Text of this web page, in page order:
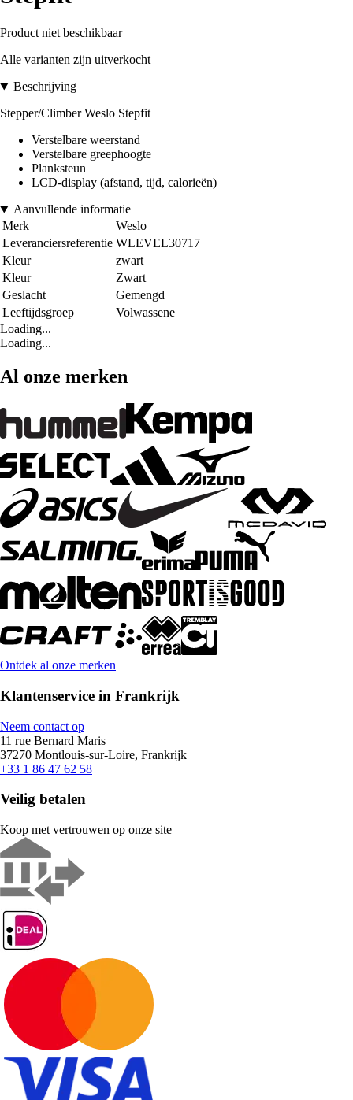
Product niet beschikbaar
Alle varianten zijn uitverkocht
Beschrijving
Stepper/Climber Weslo Stepfit
Verstelbare weerstand
Verstelbare greephoogte
Planksteun
LCD-display (afstand, tijd, calorieën)
Aanvullende informatie
Merk
Weslo
Leveranciersreferentie WLEVEL30717
Kleur
zwart
Kleur
Zwart
Geslacht
Gemengd
Leeftijdsgroep
Volwassene
Loading...
Loading...
Al onze merken
Ontdek al onze merken
Klantenservice in Frankrijk
Neem contact op
11 rue Bernard Maris
37270 Montlouis-sur-Loire, Frankrijk
+33 1 86 47 62 58
Veilig betalen
Koop met vertrouwen op onze site